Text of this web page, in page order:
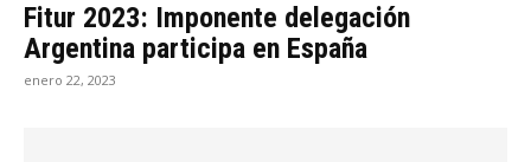
Fitur 2023: Imponente delegación
Argentina participa en España
enero 22, 2023